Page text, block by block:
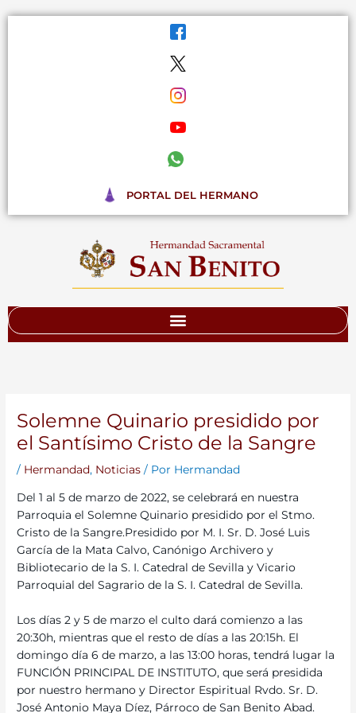
PORTAL DEL HERMANO
Solemne Quinario presidido por
el Santísimo Cristo de la Sangre
/ Hermandad, Noticias / Por Hermandad
Del 1 al 5 de marzo de 2022, se celebrará en nuestra
Parroquia el Solemne Quinario presidido por el Stmo.
Cristo de la Sangre.Presidido por M. I. Sr. D. José Luis
García de la Mata Calvo, Canónigo Archivero y
Bibliotecario de la S. I. Catedral de Sevilla y Vicario
Parroquial del Sagrario de la S. I. Catedral de Sevilla.
Los días 2 y 5 de marzo el culto dará comienzo a las
20:30h, mientras que el resto de días a las 20:15h. El
domingo día 6 de marzo, a las 13:00 horas, tendrá lugar la
FUNCIÓN PRINCIPAL DE INSTITUTO, que será presidida
por nuestro hermano y Director Espiritual Rvdo. Sr. D.
José Antonio Maya Díez, Párroco de San Benito Abad.